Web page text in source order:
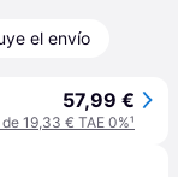
el envío
57,99 €
19,33 € TAE 0%¹